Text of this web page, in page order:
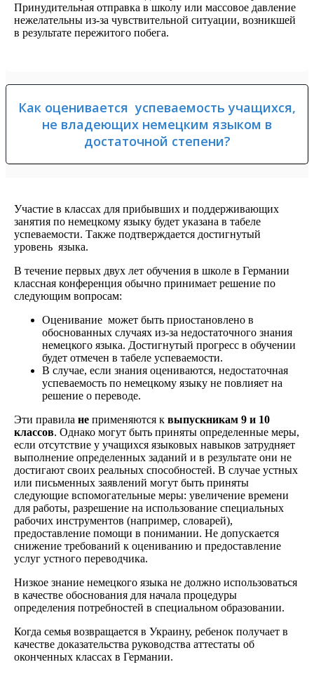
Принудительная отправка в школу или массовое давление
нежелательны из-за чувствительной ситуации, возникшей
в результате пережитого побега.
Как оценивается успеваемость учащихся,
не владеющих немецким языком в
достаточной степени?
Участие в классах для прибывших и поддерживающих
занятия по немецкому языку будет указана в табеле
успеваемости. Также подтверждается достигнутый
уровень языка.
В течение первых двух лет обучения в школе в Германии
классная конференция обычно принимает решение по
следующим вопросам:
Оценивание может быть приостановлено в
обоснованных случаях из-за недостаточного знания
немецкого языка. Достигнутый прогресс в обучении
будет отмечен в табеле успеваемости.
В случае, если знания оцениваются, недостаточная
успеваемость по немецкому языку не повлияет на
решение о переводе.
Эти правила не применяются к выпускникам 9 и 10
классов. Однако могут быть приняты определенные меры,
если отсутствие у учащихся языковых навыков затрудняет
выполнение определенных заданий и в результате они не
достигают своих реальных способностей. В случае устных
или письменных заявлений могут быть приняты
следующие вспомогательные меры: увеличение времени
для работы, разрешение на использование специальных
рабочих инструментов (например, словарей),
предоставление помощи в понимании. Не допускается
снижение требований к оцениванию и предоставление
услуг устного переводчика.
Низкое знание немецкого языка не должно использоваться
в качестве обоснования для начала процедуры
определения потребностей в специальном образовании.
Когда семья возвращается в Украину, ребенок получает в
качестве доказательства руководства аттестаты об
оконченных классах в Германии.